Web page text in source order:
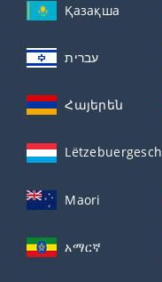
Қазақша
עברית
Հայերեն
Lëtzebuergesch
Maori
አማርኛ